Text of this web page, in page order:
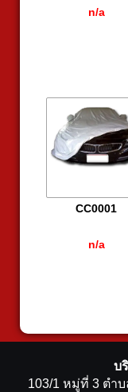
n/a
CC0001
n/a
บ
103/1 หมู่ที่ 3 ตำ